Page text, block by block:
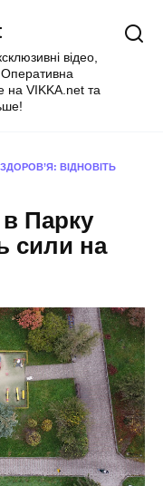
відео,
Оперативна
на VIKKA.net та
ВІДНОВІТЬ
Парку
сили на